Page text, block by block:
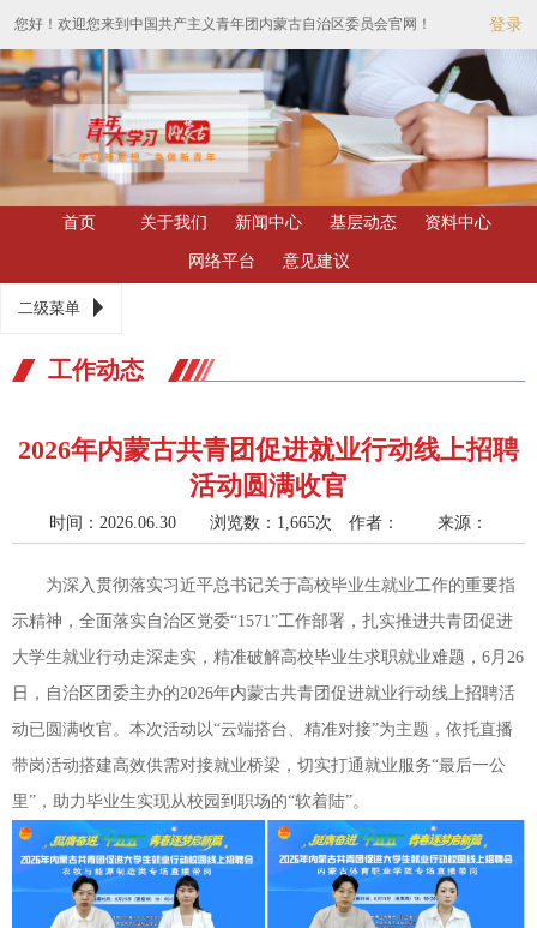
您好！欢迎您来到中国共产主义青年团内蒙古自治区委员会官网！ 登录
首页 关于我们 新闻中心 基层动态 资料中心
网络平台 意见建议
二级菜单
工作动态
2026年内蒙古共青团促进就业行动线上招聘
活动圆满收官
时间：2026.06.30 浏览数：1,665次 作者： 来源：
为深入贯彻落实习近平总书记关于高校毕业生就业工作的重要指
示精神，全面落实自治区党委“1571”工作部署，扎实推进共青团促进
大学生就业行动走深走实，精准破解高校毕业生求职就业难题，6月26
日，自治区团委主办的2026年内蒙古共青团促进就业行动线上招聘活
动已圆满收官。本次活动以“云端搭台、精准对接”为主题，依托直播
带岗活动搭建高效供需对接就业桥梁，切实打通就业服务“最后一公
里”，助力毕业生实现从校园到职场的“软着陆”。